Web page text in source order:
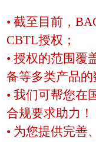
• 截至目前，
CBTL授权；
• 授权的范围覆
备等多类产品
• 我们可帮您在
合规要求助力
• 为您提供完善